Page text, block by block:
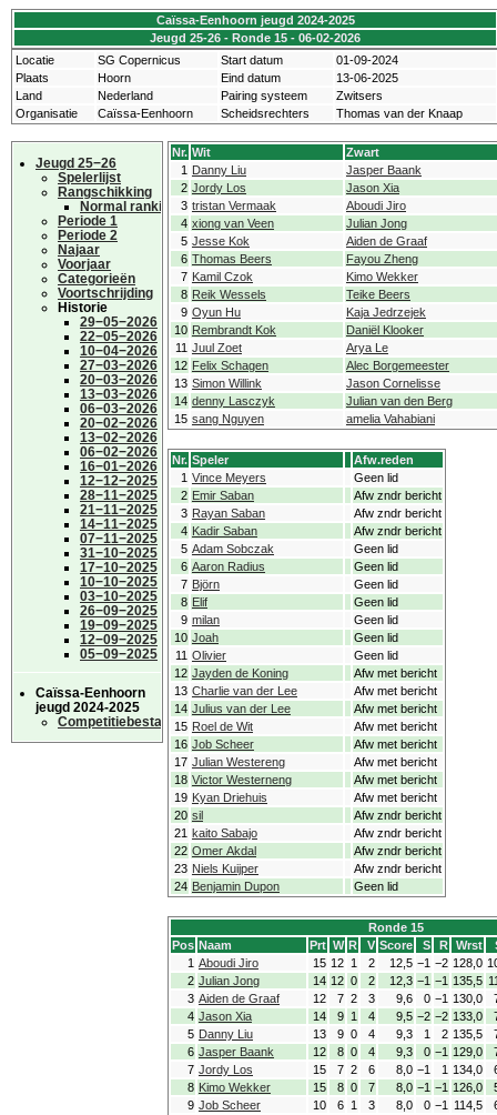
Caïssa-Eenhoorn jeugd 2024-2025
Jeugd 25-26 - Ronde 15 - 06-02-2026
Locatie
SG Copernicus Start datum
01-09-2024
Plaats
Hoorn Eind datum
13-06-2025
Land
Nederland Pairing systeem
Zwitsers
Organisatie
Caïssa-Eenhoorn Scheidsrechters Thomas van der Knaap
Jeugd 25−26
Spelerlijst
Rangschikking
Normal ranking
Periode 1
Periode 2
Najaar
Voorjaar
Categorieën
Voortschrijding
Historie
29−05−2026
22−05−2026
10−04−2026
27−03−2026
20−03−2026
13−03−2026
06−03−2026
20−02−2026
13−02−2026
06−02−2026
16−01−2026
12−12−2025
28−11−2025
21−11−2025
14−11−2025
07−11−2025
31−10−2025
17−10−2025
10−10−2025
03−10−2025
26−09−2025
19−09−2025
12−09−2025
05−09−2025
Caïssa-Eenhoorn
jeugd 2024-2025
Competitiebestand
Nr. Wit
Zwart
1 Danny Liu
Jasper Baank
2 Jordy Los
Jason Xia
3 tristan Vermaak
Aboudi Jiro
4 xiong van Veen
Julian Jong
5 Jesse Kok
Aiden de Graaf
6 Thomas Beers
Fayou Zheng
7 Kamil Czok
Kimo Wekker
8 Reik Wessels
Teike Beers
9 Oyun Hu
Kaja Jedrzejek
10 Rembrandt Kok
Daniël Klooker
11 Juul Zoet
Arya Le
12 Felix Schagen
Alec Borgemeester
13 Simon Willink
Jason Cornelisse
14 denny Lasczyk
Julian van den Berg
15 sang Nguyen amelia Vahabiani
Nr. Speler
Afw.reden
1 Vince Meyers
Geen lid
2 Emir Saban
Afw zndr bericht
3 Rayan Saban
Afw zndr bericht
4 Kadir Saban
Afw zndr bericht
5 Adam Sobczak
Geen lid
6 Aaron Radius
Geen lid
7 Björn
Geen lid
8 Elif
Geen lid
9 milan
Geen lid
10 Joah
Geen lid
11 Olivier
Geen lid
12 Jayden de Koning
Afw met bericht
13 Charlie van der Lee
Afw met bericht
14 Julius van der Lee
Afw met bericht
15 Roel de Wit
Afw met bericht
16 Job Scheer
Afw met bericht
17 Julian Westereng
Afw met bericht
18 Victor Westerneng
Afw met bericht
19 Kyan Driehuis
Afw met bericht
20 sil
Afw zndr bericht
21 kaito Sabajo
Afw zndr bericht
22 Omer Akdal
Afw zndr bericht
23 Niels Kuijper
Afw zndr bericht
24 Benjamin Dupon Geen lid
Ronde 15
Pos Naam Prt W R V Score S R Wrst
1 Aboudi Jiro 15 12 1 2 12,5 −1 −2 128,0
2 Julian Jong 14 12 0 2 12,3 −1 −1 135,5
3 Aiden de Graaf 12 7 2 3 9,6 0 −1 130,0
4 Jason Xia 14 9 1 4 9,5 −2 −2 133,0
5 Danny Liu 13 9 0 4 9,3 1 2 135,5
6 Jasper Baank 12 8 0 4 9,3 0 −1 129,0
7 Jordy Los 15 7 2 6 8,0 −1 1 134,0
8 Kimo Wekker 15 8 0 7 8,0 −1 −1 126,0
9 Job Scheer 10 6 1 3 8,0 0 −1 114,5